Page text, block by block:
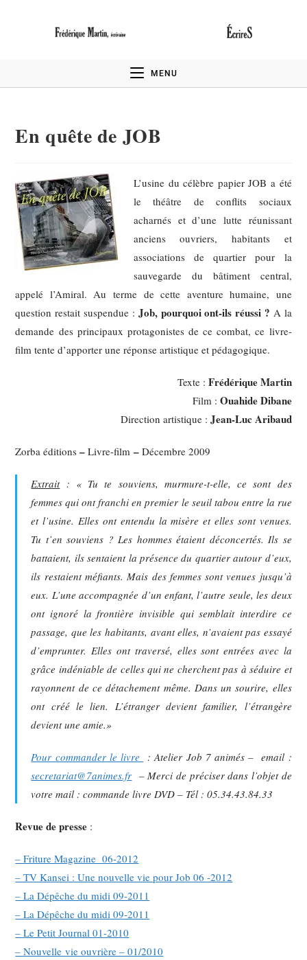
MENU
En quête de JOB
L’usine du célèbre papier JOB a été
le théâtre de conflits sociaux
acharnés et d’une lutte réunissant
anciens ouvriers, habitants et
associations de quartier pour la
sauvegarde du bâtiment central,
appelé l’Amiral. Au terme de cette aventure humaine, une
question restait suspendue : Job, pourquoi ont-ils réussi ? A la
demande des principaux protagonistes de ce combat, ce livre-
film tente d’apporter une réponse artistique et pédagogique.
Texte : Frédérique Martin
Film : Ouahide Dibane
Direction artistique : Jean-Luc Aribaud
Zorba éditions – Livre-film– Décembre 2009
Extrait: « Tu te souviens, murmure-t-elle, ce sont des
femmes qui ont franchi en premier le seuil tabou entre la rue
et l’usine. Elles ont entendu la misère et elles sont venues.
Tu t’en souviens ? Les hommes étaient déconcertés. Ils se
battaient, ils sentaient la présence du quartier autour d’eux,
ils restaient méfiants. Mais des femmes sont venues jusqu’à
eux. L’une accompagnée d’un enfant, l’autre seule, les deux
ont ignoré la frontière invisible qui semblait interdire ce
passage, que les habitants, avant elles, n’avaient pas essayé
d’emprunter. Elles ont traversé, elles sont entrées avec la
grâce indéniable de celles qui ne cherchent pas à séduire et
rayonnent de ce détachement même. Dans un sourire, elles
ont créé le lien. L’étranger devient familier, l’étrangère
devient une amie.»
Pour commander le livre : Atelier Job 7 animés – email :
secretariat@7animes.fr – Merci de préciser dans l’objet de
votre mail : commande livre DVD – Tél : 05.34.43.84.33
Revue de presse :
– Friture Magazine 06-2012
– TV Kansei : Une nouvelle vie pour Job 06 -2012
– La Dépêche du midi 09-2011
– La Dépêche du midi 09-2011
– Le Petit Journal 01-2010
– Nouvelle vie ouvrière – 01/2010